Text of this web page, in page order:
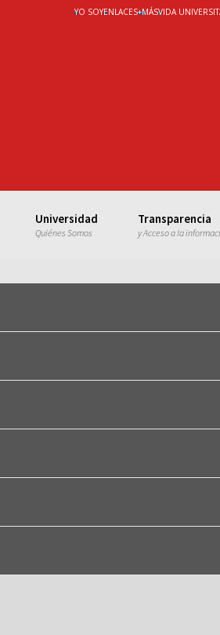
YO SOYENLACES+MÁSVIDA
Universidad
Quiénes Somos
Transparencia
y Acceso a la